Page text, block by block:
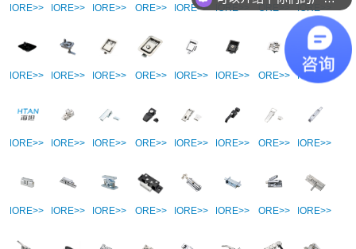
MORE>>
CL290 铰链
MORE>>
CL332 铰链
MORE>>
CL225 铰链
MORE>>
CL209-1 铰链
MORE>>
CL257 铰链
MORE>>
CL263 铰链
MORE>>
阻尼铰链MORE>>
CL201-2
MORE>>
MS984面板锁
MORE>>
MS983面板锁
MORE>>
MS858B面板锁
MORE>>
MS858A面板锁
MORE>>
MS866-8面板锁
MORE>>
MS866-4面板锁
MORE>>
MS856面板锁
MORE>>
MS857面
MORE>>
眉山不锈钢铰链生产厂家
MORE>>
DK637搭扣MORE>>
DK602搭扣MORE>>
DK604搭扣MORE>>
DK605搭扣MORE>>
DK615搭扣MORE>>
DK617搭扣MORE>>
DK633-3搭
MORE>>
滚珠式 可调型 内装型
MORE>>
滚珠式碰珠 可调型 外装型
MORE>>
卡槽式 较紧型碰珠
MORE>>
大型门扣 滚轮式
MORE>>
按钮式圆形插销 带弹簧装置 轻便型/
MORE>>
滑动式方形插销 中程距离
MORE>>
插销 窗用插销 按压
MORE>>
滑动式圆